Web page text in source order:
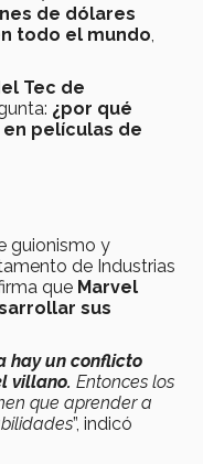
de dólares
todo el mundo
Tec de
¿por qué
en películas de
guionismo y
de Industrias
que Marvel
sus
hay un conflicto
villano. Entonces los
que aprender a
”, indicó